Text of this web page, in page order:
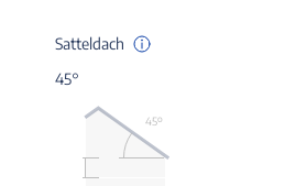
Satteldach
45°
45º